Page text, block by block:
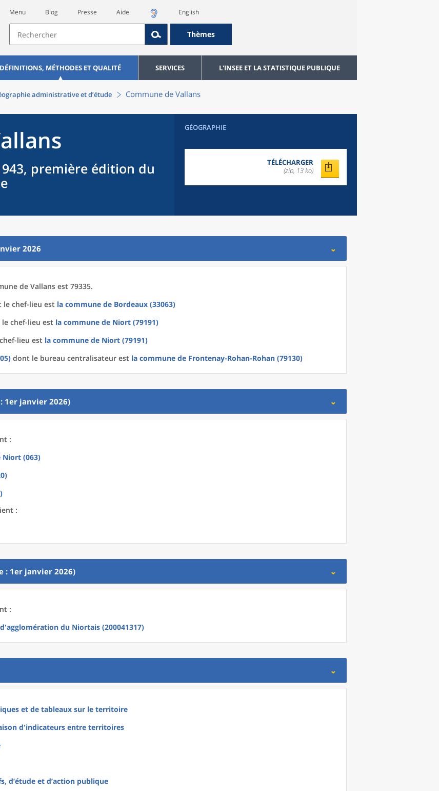
Menu Blog Presse Aide English
Thèmes
DÉFINITIONS, MÉTHODES ET QUALITÉ SERVICES L'INSEE ET LA STATISTIQUE PUBLIQUE
administrative et d’étude Commune de Vallans
première édition du
GÉOGRAPHIE
TÉLÉCHARGER
(zip, 13 ko)
2026
de Vallans est 79335.
le chef-lieu est la commune de Bordeaux (33063)
chef-lieu est la commune de Niort (79191)
lieu est la commune de Niort (79191)
dont le bureau centralisateur est la commune de Frontenay-Rohan-Rohan (79130)
1er janvier 2026)
:
Niort (063)
:
: 1er janvier 2026)
:
du Niortais (200041317)
et de tableaux sur le territoire
d'indicateurs entre territoires
d’étude et d’action publique